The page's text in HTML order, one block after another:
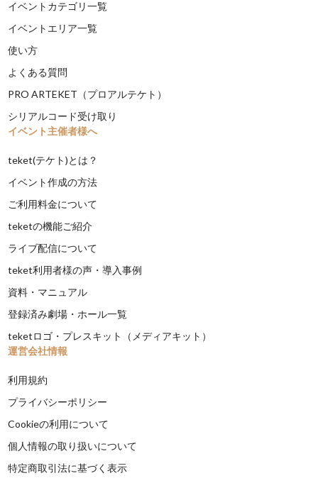
イベントカテゴリ一覧
イベントエリア一覧
使い方
よくある質問
PRO ARTEKET（プロアルテケト）
シリアルコード受け取り
イベント主催者様へ
teket(テケト)とは？
イベント作成の方法
ご利用料金について
teketの機能ご紹介
ライブ配信について
teket利用者様の声・導入事例
資料・マニュアル
登録済み劇場・ホール一覧
teketロゴ・プレスキット（メディアキット）
運営会社情報
利用規約
プライバシーポリシー
Cookieの利用について
個人情報の取り扱いについて
特定商取引法に基づく表示